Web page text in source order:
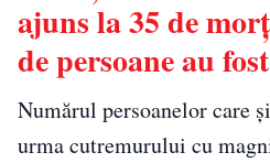
ajuns la 35 de
de persoane au
Numărul persoanelor care
urma cutremurului cu